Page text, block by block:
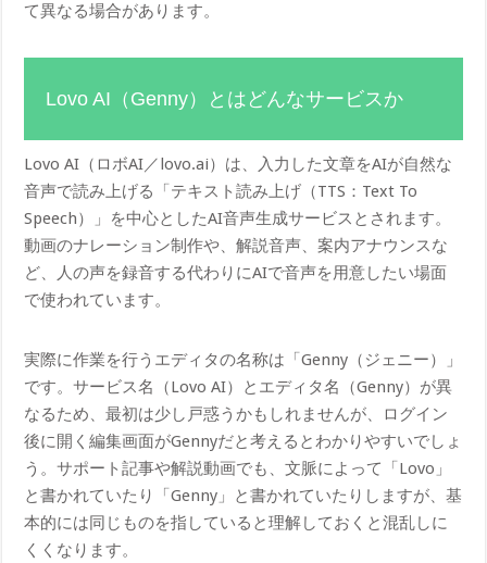
て異なる場合があります。
Lovo AI（Genny）とはどんなサービスか
Lovo AI（ロボAI／lovo.ai）は、入力した文章をAIが自然な
音声で読み上げる「テキスト読み上げ（TTS：Text To
Speech）」を中心としたAI音声生成サービスとされます。
動画のナレーション制作や、解説音声、案内アナウンスな
ど、人の声を録音する代わりにAIで音声を用意したい場面
で使われています。
実際に作業を行うエディタの名称は「Genny（ジェニー）」
です。サービス名（Lovo AI）とエディタ名（Genny）が異
なるため、最初は少し戸惑うかもしれませんが、ログイン
後に開く編集画面がGennyだと考えるとわかりやすいでしょ
う。サポート記事や解説動画でも、文脈によって「Lovo」
と書かれていたり「Genny」と書かれていたりしますが、基
本的には同じものを指していると理解しておくと混乱しに
くくなります。